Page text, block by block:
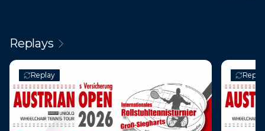
Replays
Replay